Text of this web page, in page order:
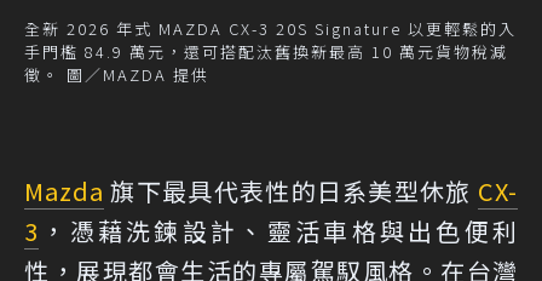
全新 2026 年式 MAZDA CX-3 20S Signature 以更輕鬆的入
手門檻 84.9 萬元，還可搭配汰舊換新最高 10 萬元貨物稅減
徵。 圖／MAZDA 提供
Mazda 旗下最具代表性的日系美型休旅 CX-
3 ，憑藉洗鍊設計、靈活車格與出色便利
性，展現都會生活的專屬駕馭風格。在台灣